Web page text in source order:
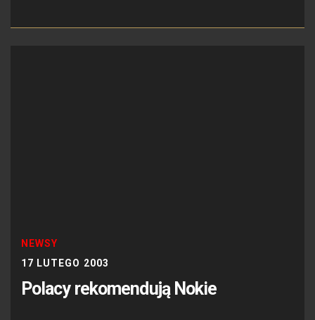
NEWSY
17 LUTEGO 2003
Polacy rekomendują Nokie